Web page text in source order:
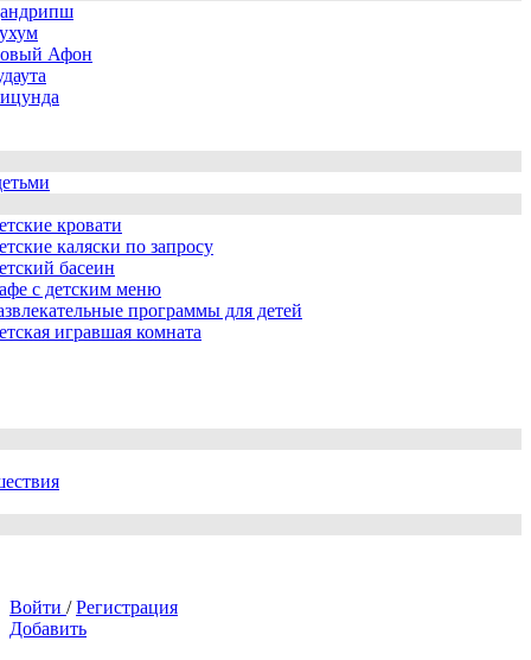
Афон
кровати
каляски по запросу
басеин
с детским меню
программы для детей
игравшая комната
Войти / Регистрация
Добавить